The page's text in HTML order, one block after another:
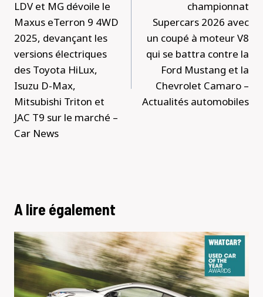
LDV et MG dévoile le
Maxus eTerron 9 4WD
2025, devançant les
versions électriques
des Toyota HiLux,
Isuzu D-Max,
Mitsubishi Triton et
JAC T9 sur le marché –
Car News
championnat
Supercars 2026 avec
un coupé à moteur V8
qui se battra contre la
Ford Mustang et la
Chevrolet Camaro –
Actualités automobiles
A lire également